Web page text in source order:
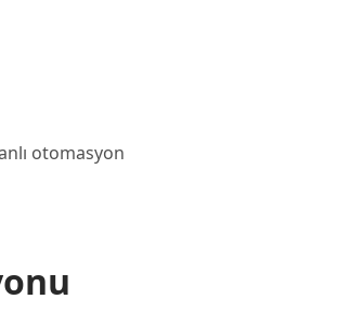
otomasyon